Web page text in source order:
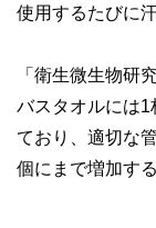
使用するたびに
「衛生微生物研
バスタオルには1
ており、適切な
個にまで増加す